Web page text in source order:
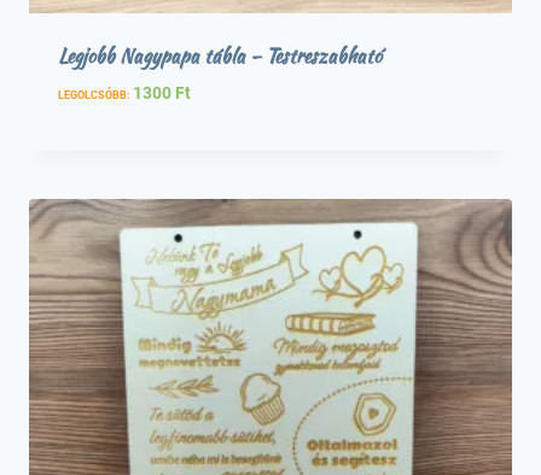
Legjobb Nagypapa tábla – Testreszabható
LEGOLCSÓBB: 1300 Ft